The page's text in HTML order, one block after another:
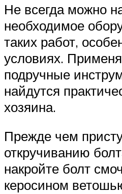
Не всегда можно
необходимое
таких работ,
условиях.
подручные
найдутся
хозяина.
Прежде чем
откручиванию
накройте болт
керосином